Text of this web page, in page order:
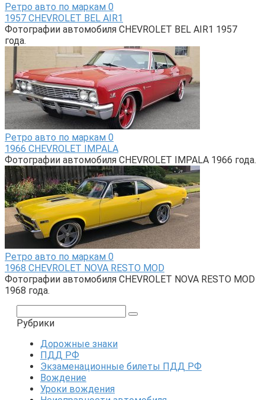
Ретро авто по маркам 0
1957 CHEVROLET BEL AIR1
Фотографии автомобиля CHEVROLET BEL AIR1 1957
года.
Ретро авто по маркам 0
1966 CHEVROLET IMPALA
Фотографии автомобиля CHEVROLET IMPALA 1966 года.
Ретро авто по маркам 0
1968 CHEVROLET NOVA RESTO MOD
Фотографии автомобиля CHEVROLET NOVA RESTO MOD
1968 года.
Рубрики
Дорожные знаки
ПДД РФ
Экзаменационные билеты ПДД РФ
Вождение
Уроки вождения